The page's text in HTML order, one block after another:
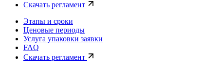
Скачать регламент
Этапы и сроки
Ценовые периоды
Услуга упаковки заявки
FAQ
Скачать регламент